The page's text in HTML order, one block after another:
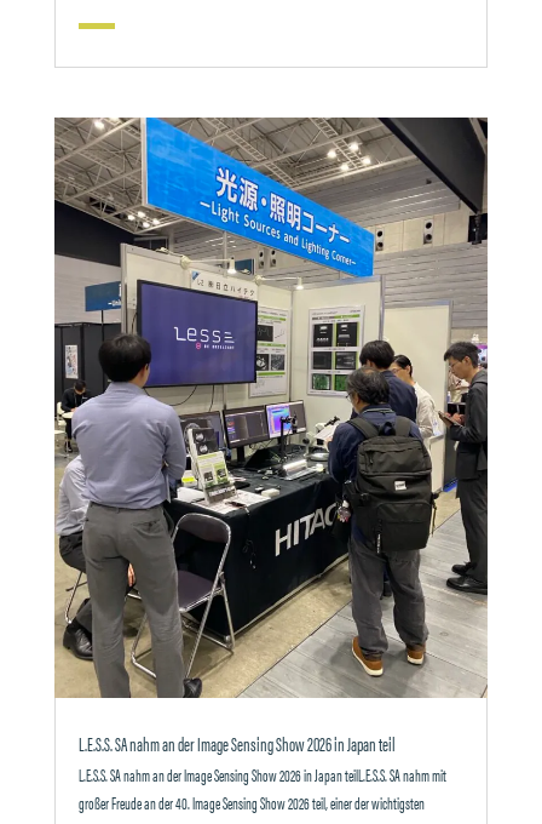
L.E.S.S. SA nahm an der Image Sensing Show 2026 in Japan teil
L.E.S.S. SA nahm an der Image Sensing Show 2026 in Japan teilL.E.S.S. SA nahm mit
großer Freude an der 40. Image Sensing Show 2026 teil, einer der wichtigsten